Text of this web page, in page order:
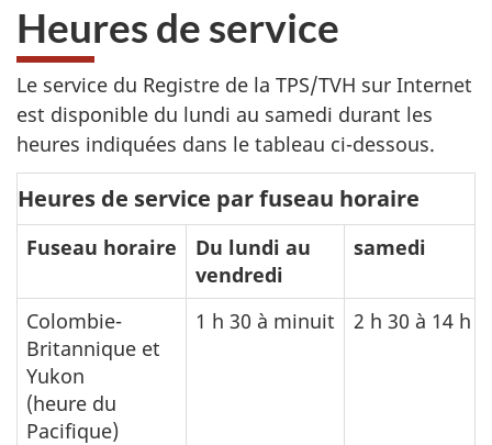
Heures de service
Le service du Registre de la TPS/TVH sur Internet
est disponible du lundi au samedi durant les
heures indiquées dans le tableau ci-dessous.
Heures de service par fuseau horaire
Fuseau horaire
Du lundi au
vendredi
samedi
Colombie-
Britannique et
Yukon
(heure du
Pacifique)
1 h 30 à minuit 2 h 30 à 14 h